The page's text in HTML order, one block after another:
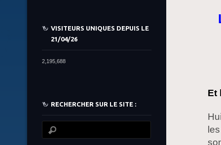
Et
VISITEURS UNIQUES DEPUIS LE
21/04/26
2,195,688
RECHERCHER SUR LE SITE :